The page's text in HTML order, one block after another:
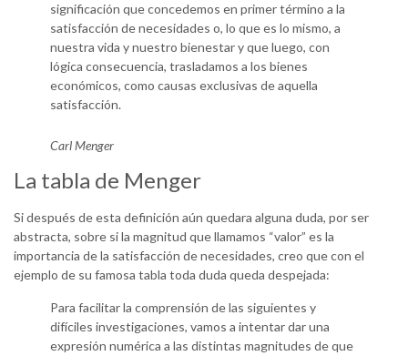
significación que concedemos en primer término a la
satisfacción de necesidades o, lo que es lo mismo, a
nuestra vida y nuestro bienestar y que luego, con
lógica consecuencia, trasladamos a los bienes
económicos, como causas exclusivas de aquella
satisfacción.
Carl Menger
La tabla de Menger
Si después de esta definición aún quedara alguna duda, por ser
abstracta, sobre si la magnitud que llamamos “valor” es la
importancia de la satisfacción de necesidades, creo que con el
ejemplo de su famosa tabla toda duda queda despejada:
Para facilitar la comprensión de las siguientes y
difíciles investigaciones, vamos a intentar dar una
expresión numérica a las distintas magnitudes de que